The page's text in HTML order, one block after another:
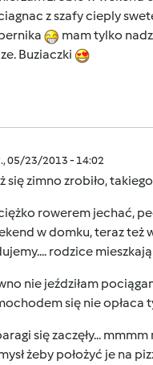
z szafy cieply
mam tylko
Buziaczki
05/23/2013 - 14:02
się zimno zrobiło,
rowerem jechać,
w domku, teraz też
rodzice
nie jeździłam
się nie opłaca
się zaczęły...
żeby położyć je na